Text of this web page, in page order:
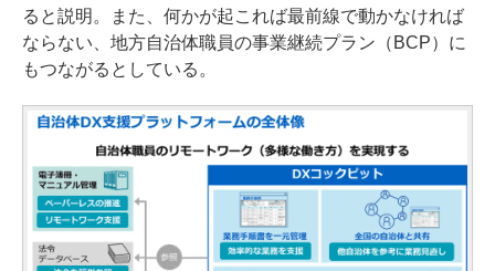
ると説明。また、何かが起これば最前線で動かなければ
ならない、地方自治体職員の事業継続プラン（BCP）に
もつながるとしている。